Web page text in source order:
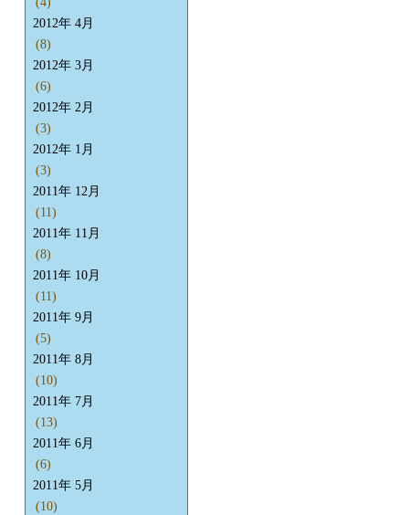
2012年 4月
(8)
2012年 3月
(6)
2012年 2月
(3)
2012年 1月
(3)
2011年 12月
(11)
2011年 11月
(8)
2011年 10月
(11)
2011年 9月
(5)
2011年 8月
(10)
2011年 7月
(13)
2011年 6月
(6)
2011年 5月
(10)